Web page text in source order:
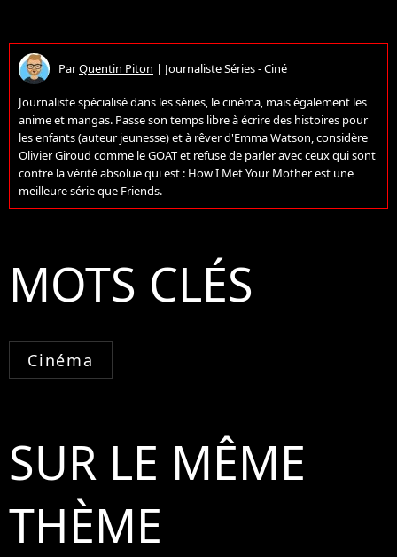
ParQuentin Piton | Journaliste Séries - Ciné
Journaliste spécialisé dans les séries, le cinéma, mais également les
anime et mangas. Passe son temps libre à écrire des histoires pour
les enfants (auteur jeunesse) et à rêver d'Emma Watson, considère
Olivier Giroud comme le GOAT et refuse de parler avec ceux qui sont
contre la vérité absolue qui est : How I Met Your Mother est une
meilleure série que Friends.
MOTS CLÉS
Cinéma
SUR LE MÊME
THÈME